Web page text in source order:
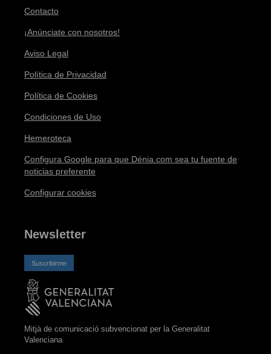
Contacto
¡Anúnciate con nosotros!
Aviso Legal
Política de Privacidad
Política de Cookies
Condiciones de Uso
Hemeroteca
Configura Google para que Dénia.com sea tu fuente de
noticias preferente
Configurar cookies
Newsletter
Suscribirme
Mitjà de comunicació subvencionat per la Generalitat
Valenciana